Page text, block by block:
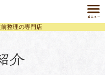
整理の専門店
とは